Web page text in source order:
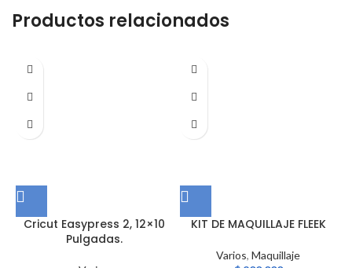
Productos relacionados
Cricut Easypress 2, 12×10
Pulgadas.
KIT DE MAQUILLAJE FLEEK
Varios, Maquillaje